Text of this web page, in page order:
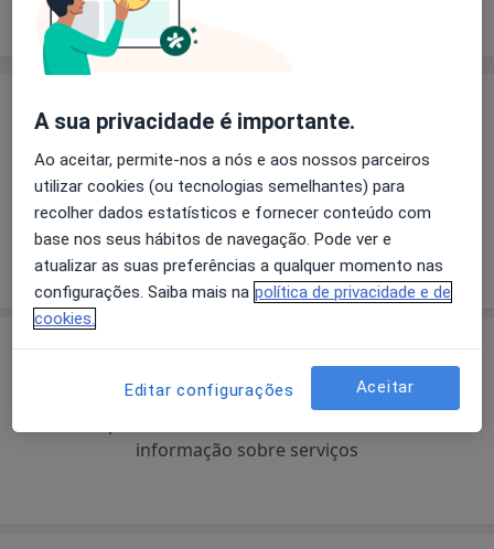
Experiência Preços
Pacientes que trato
Adultos
Crianças
Mostrar mais detalhes
sobre a experiência
Sem informação sobre serviços e preços
informação sobre serviços
A sua privacidade é importante.
Ao aceitar, permite-nos a nós e aos nossos parceiros
utilizar cookies (ou tecnologias semelhantes) para
recolher dados estatísticos e fornecer conteúdo com
base nos seus hábitos de navegação. Pode ver e
atualizar as suas preferências a qualquer momento nas
configurações. Saiba mais na política de privacidade e de
cookies.
Editar configurações Aceitar